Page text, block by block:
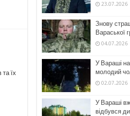
їх
23.07.2026
Знову
Вараської
04.07.2026
У Вараші
молодий
02.07.2026
У Вараші
відбувся